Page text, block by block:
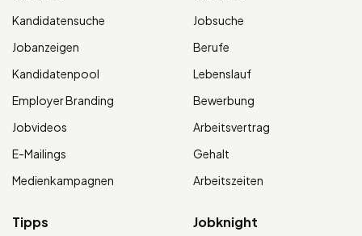
Kandidatensuche
Jobanzeigen
Kandidatenpool
Employer Branding
Jobvideos
E-Mailings
Medienkampagnen
Jobsuche
Berufe
Lebenslauf
Bewerbung
Arbeitsvertrag
Gehalt
Arbeitszeiten
Tipps Jobknight